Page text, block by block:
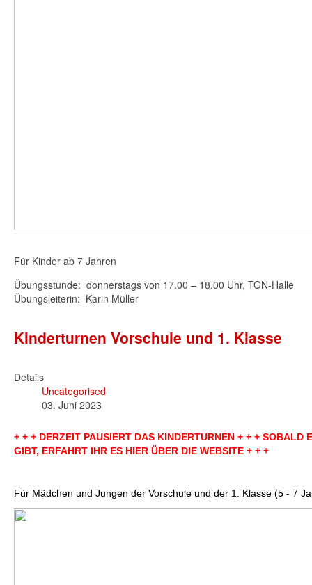
Für Kinder ab 7 Jahren
Übungsstunde: donnerstags von 17.00 – 18.00 Uhr, TGN-Halle
Übungsleiterin: Karin Müller
Kinderturnen Vorschule und 1. Klasse
Details
Uncategorised
03. Juni 2023
+ + + DERZEIT PAUSIERT DAS KINDERTURNEN + + + SOBALD
GIBT, ERFAHRT IHR ES HIER ÜBER DIE WEBSITE + + +
Für Mädchen und Jungen der Vorschule und der 1. Klasse (5 - 7